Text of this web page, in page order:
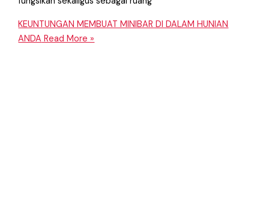
KEUNTUNGAN MEMBUAT MINIBAR DI DALAM HUNIAN
ANDA Read More »